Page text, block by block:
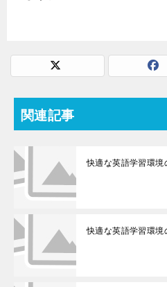
関連記事
快適な英語学習環境
快適な英語学習環境